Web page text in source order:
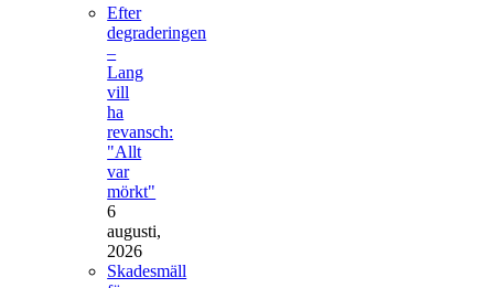
Efter
degraderingen
–
Lang
vill
ha
revansch:
"Allt
var
mörkt"
6
augusti,
2026
Skadesmäll